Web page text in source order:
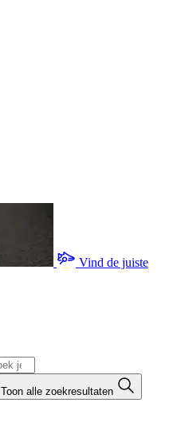
Vind de juiste
Toon alle zoekresultaten